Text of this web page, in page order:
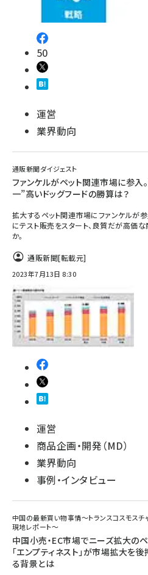
50
運営
業界動向
通販新聞ダイジェスト
ファンケルがペット関連市場に参入
一”高いドッグフードの勝算は？
拡大するペット関連市場にファンケルが
にテスト販売をスタート、良質だが高価
か。
通販新聞[転載元]
2023年7月13日 8:30
運営
商品企画・開発（MD）
業界動向
事例・インタビュー
中国の最新買い物事情～トランスコスモスチ
現地レポート～
中国小売・EC市場でニーズ拡大のペ
「エンプティネスト」が市場拡大を後
る背景とは